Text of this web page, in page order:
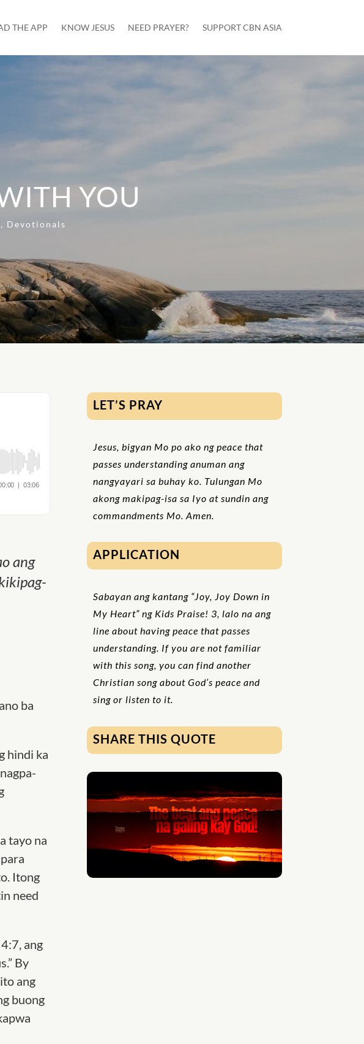
THE APP KNOW JESUS NEED PRAYER? SUPPORT CBN ASIA
YOU
, Devotionals
ang
ba
hindi ka
tayo na
Itong
need
ang
.” By
ang
buong
LET’S PRAY
Jesus, bigyan Mo po ako ng peace that
passes understanding anuman ang
nangyayari sa buhay ko. Tulungan Mo
akong makipag-isa sa Iyo at sundin ang
commandments Mo. Amen.
APPLICATION
Sabayan ang kantang “Joy, Joy Down in
My Heart” ng Kids Praise! 3, lalo na ang
line about having peace that passes
understanding. If you are not familiar
with this song, you can find another
Christian song about God’s peace and
sing or listen to it.
SHARE THIS QUOTE